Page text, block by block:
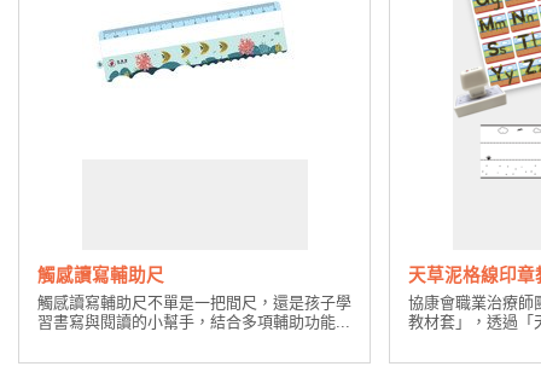
觸感讀寫輔助尺
觸感讀寫輔助尺不單是一把間尺，還是孩子學
習書寫與閱讀的小幫手，結合多項輔助功能...
天草泥格線印章
協康會職業治療師
教材套」，透過「